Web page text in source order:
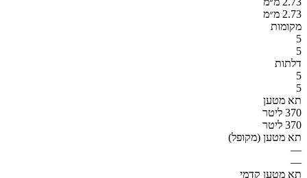
2.73 מ״מ
מקומות
5
5
דלתות
5
5
תא מטען
370 ליטר
370 ליטר
תא מטען (מקופל)
—
—
תא מטען קדמי